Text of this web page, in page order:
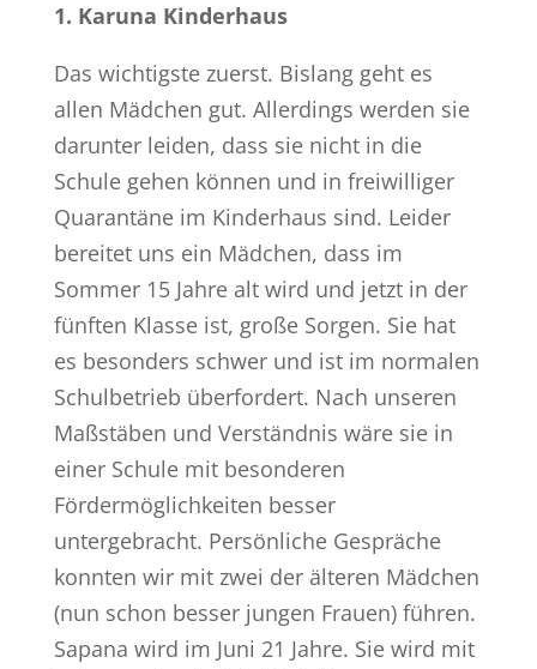
1. Karuna Kinderhaus
Das wichtigste zuerst. Bislang geht es
allen Mädchen gut. Allerdings werden sie
darunter leiden, dass sie nicht in die
Schule gehen können und in freiwilliger
Quarantäne im Kinderhaus sind. Leider
bereitet uns ein Mädchen, dass im
Sommer 15 Jahre alt wird und jetzt in der
fünften Klasse ist, große Sorgen. Sie hat
es besonders schwer und ist im normalen
Schulbetrieb überfordert. Nach unseren
Maßstäben und Verständnis wäre sie in
einer Schule mit besonderen
Fördermöglichkeiten besser
untergebracht. Persönliche Gespräche
konnten wir mit zwei der älteren Mädchen
(nun schon besser jungen Frauen) führen.
Sapana wird im Juni 21 Jahre. Sie wird mit